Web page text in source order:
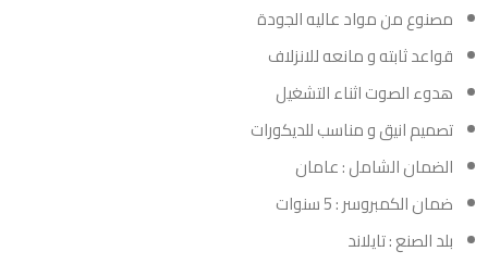
مصنوع من مواد عاليه الجودة
قواعد ثابته و مانعه للانزلاف
هدوء الصوت اثناء التشغيل
تصميم انيق و مناسب للديكورات
الضمان الشامل : عامان
ضمان الكمبروسر : 5 سنوات
بلد الصنع : تايلاند